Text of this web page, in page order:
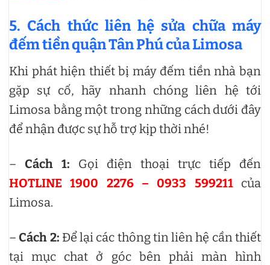
5. Cách thức liên hệ sửa chữa máy
đếm tiền quận Tân Phú của Limosa
Khi phát hiện thiết bị máy đếm tiền nhà bạn
gặp sự cố, hãy nhanh chóng liên hệ tới
Limosa bằng một trong những cách dưới đây
để nhận được sự hỗ trợ kịp thời nhé!
– Cách 1: Gọi điện thoại trực tiếp đến
HOTLINE 1900 2276 – 0933 599211của
Limosa.
–Cách 2: Để lại các thông tin liên hệ cần thiết
tại mục chat ở góc bên phải màn hình